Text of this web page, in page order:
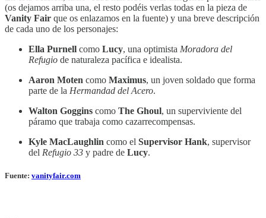
(os dejamos arriba una, el resto podéis verlas todas en la pieza de
Vanity Fair que os enlazamos en la fuente) y una breve descripción
de cada uno de los personajes:
Ella Purnell como Lucy, una optimista Moradora del
Refugio de naturaleza pacífica e idealista.
Aaron Moten como Maximus, un joven soldado que forma
parte de la Hermandad del Acero.
Walton Goggins como The Ghoul, un superviviente del
páramo que trabaja como cazarrecompensas.
Kyle MacLaughlin como el Supervisor Hank, supervisor
del Refugio 33 y padre de Lucy.
Fuente: vanityfair.com